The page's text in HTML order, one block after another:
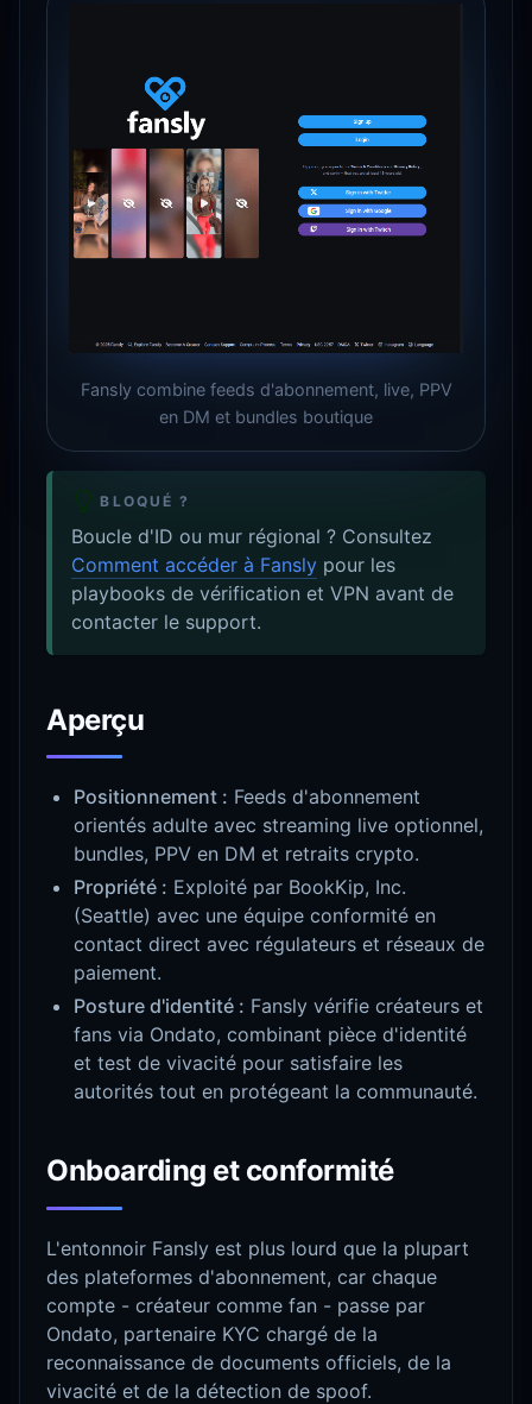
Fansly combine feeds d'abonnement, live, PPV
en DM et bundles boutique
BLOQUÉ ?
Boucle d'ID ou mur régional ? Consultez
Comment accéder à Fansly pour les
playbooks de vérification et VPN avant de
contacter le support.
Aperçu
Positionnement : Feeds d'abonnement
orientés adulte avec streaming live optionnel,
bundles, PPV en DM et retraits crypto.
Propriété : Exploité par BookKip, Inc.
(Seattle) avec une équipe conformité en
contact direct avec régulateurs et réseaux de
paiement.
Posture d'identité : Fansly vérifie créateurs et
fans via Ondato, combinant pièce d'identité
et test de vivacité pour satisfaire les
autorités tout en protégeant la communauté.
Onboarding et conformité
L'entonnoir Fansly est plus lourd que la plupart
des plateformes d'abonnement, car chaque
compte - créateur comme fan - passe par
Ondato, partenaire KYC chargé de la
reconnaissance de documents officiels, de la
vivacité et de la détection de spoof.